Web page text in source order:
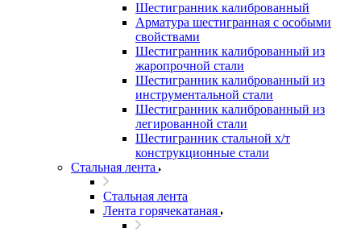
Шестигранник калиброванный
Арматура шестигранная с особыми
свойствами
Шестигранник калиброванный из
жаропрочной стали
Шестигранник калиброванный из
инструментальной стали
Шестигранник калиброванный из
легированной стали
Шестигранник стальной х/т
конструкционные стали
Стальная лента
Стальная лента
Лента горячекатаная